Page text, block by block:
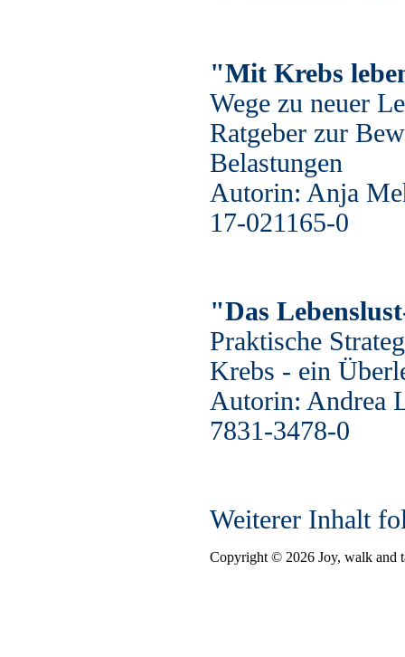
"Mit Krebs
Wege zu neuer
Ratgeber zur
Belastungen
Autorin: Anja
17-021165-0
"Das
Praktische
Krebs - ein
Autorin: Andrea
7831-3478-0
Weiterer Inhalt
Copyright © 2026 Joy, walk and